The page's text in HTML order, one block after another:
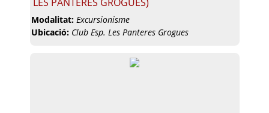
Modalitat: Excursionisme
Ubicació: Club Esp. Les Panteres Grogues